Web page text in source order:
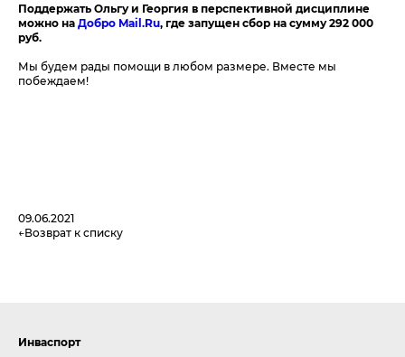
Поддержать Ольгу и Георгия в перспективной дисциплине
можно наДобро Mail.Ru, где запущен сбор на сумму 292 000
руб.
Мы будем рады помощи в любом размере. Вместе мы
побеждаем!
09.06.2021
Возврат к списку
Инваспорт